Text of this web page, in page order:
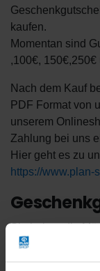
kaufen.
Momentan sind
,100€, 150€,250€
Nach dem Kauf
PDF Format von
unserem
Zahlung bei uns
Hier geht es zu
https://www.plan-
Sie haben die
Bestellung